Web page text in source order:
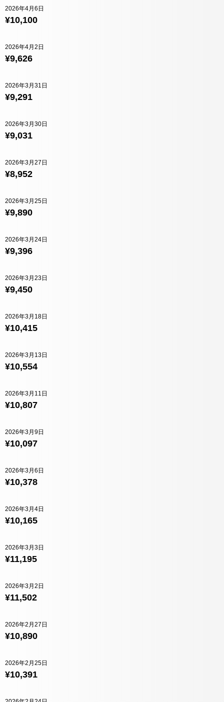
¥10,100
2026年4月6日
¥9,626
2026年4月2日
¥9,291
2026年3月31日
¥9,031
2026年3月30日
¥8,952
2026年3月27日
¥9,890
2026年3月25日
¥9,396
2026年3月24日
¥9,450
2026年3月23日
¥10,415
2026年3月18日
¥10,554
2026年3月13日
¥10,807
2026年3月11日
¥10,097
2026年3月9日
¥10,378
2026年3月6日
¥10,165
2026年3月4日
¥11,195
2026年3月3日
¥11,502
2026年3月2日
¥10,890
2026年2月27日
¥10,391
2026年2月25日